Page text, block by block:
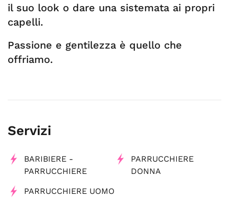
il suo look o dare una sistemata ai propri
capelli.
Passione e gentilezza è quello che
offriamo.
Servizi
BARIBIERE -
PARRUCCHIERE
PARRUCCHIERE
DONNA
PARRUCCHIERE UOMO